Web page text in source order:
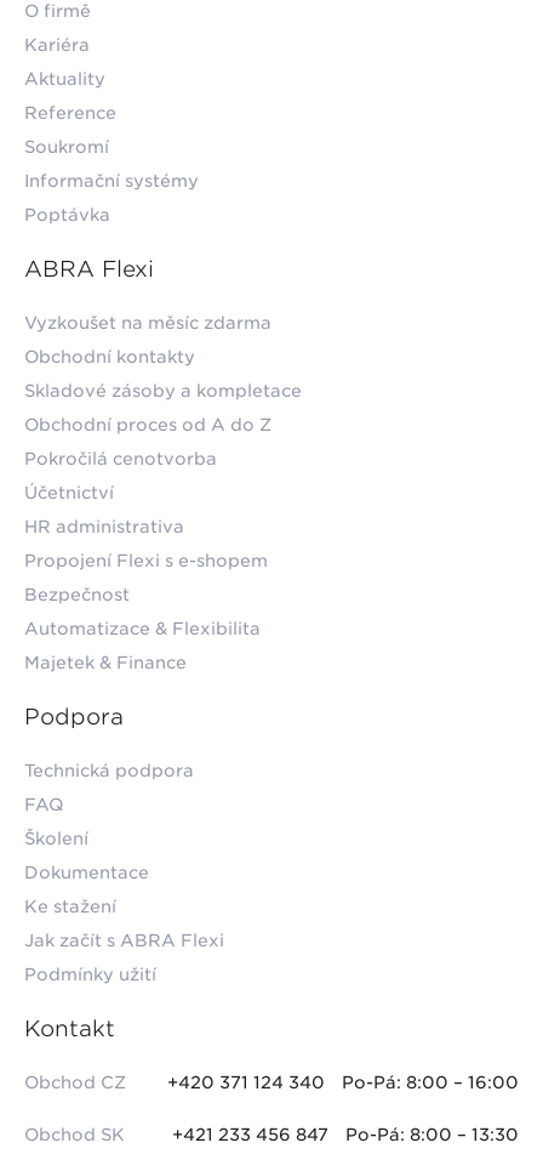
O firmě
Kariéra
Aktuality
Reference
Soukromí
Informační systémy
Poptávka
ABRA Flexi
Vyzkoušet na měsíc zdarma
Obchodní kontakty
Skladové zásoby a kompletace
Obchodní proces od A do Z
Pokročilá cenotvorba
Účetnictví
HR administrativa
Propojení Flexi s e-shopem
Bezpečnost
Automatizace & Flexibilita
Majetek & Finance
Podpora
Technická podpora
FAQ
Školení
Dokumentace
Ke stažení
Jak začít s ABRA Flexi
Podmínky užití
Kontakt
Obchod CZ +420 371 124 340 Po-Pá: 8:00 – 16:00
Obchod SK +421 233 456 847 Po-Pá: 8:00 – 13:30